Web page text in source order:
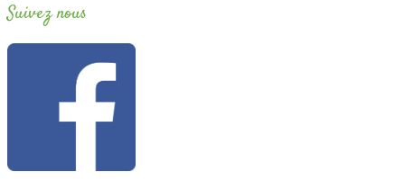
Suivez nous